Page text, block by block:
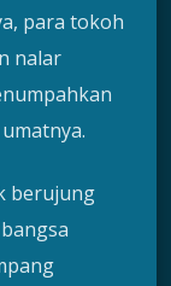
para tokoh
nalar
berujung